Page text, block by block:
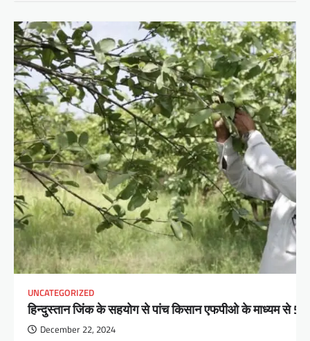
UNCATEGORIZED
हिन्दुस्तान जिंक के सहयोग से पांच किसान एफपीओ के माध्यम से 5
December 22, 2024